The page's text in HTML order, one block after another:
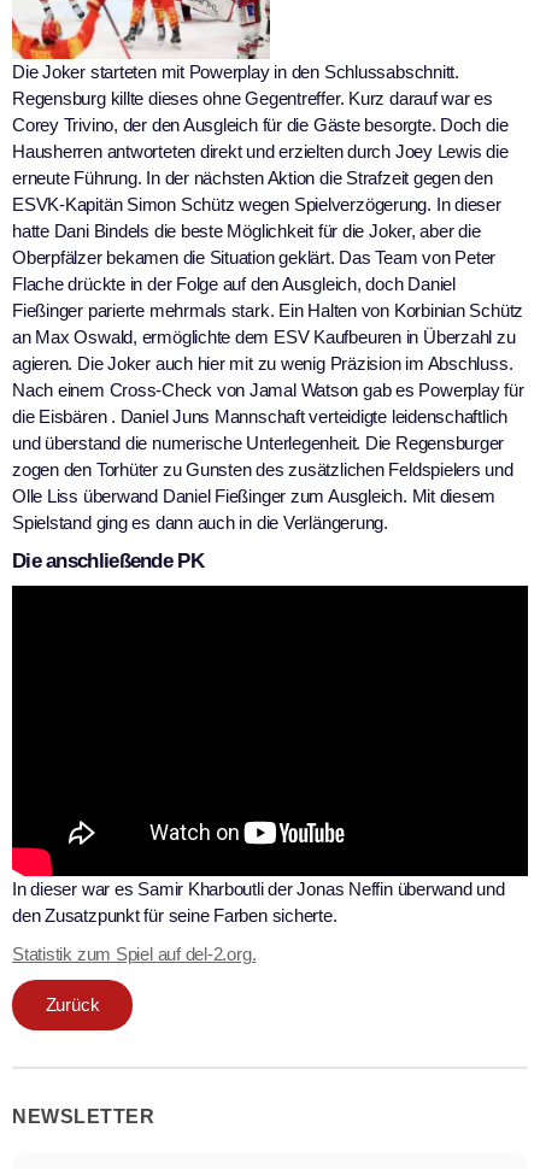
Die Joker starteten mit Powerplay in den Schlussabschnitt.
Regensburg killte dieses ohne Gegentreffer. Kurz darauf war es
Corey Trivino, der den Ausgleich für die Gäste besorgte. Doch die
Hausherren antworteten direkt und erzielten durch Joey Lewis die
erneute Führung. In der nächsten Aktion die Strafzeit gegen den
ESVK-Kapitän Simon Schütz wegen Spielverzögerung. In dieser
hatte Dani Bindels die beste Möglichkeit für die Joker, aber die
Oberpfälzer bekamen die Situation geklärt. Das Team von Peter
Flache drückte in der Folge auf den Ausgleich, doch Daniel
Fießinger parierte mehrmals stark. Ein Halten von Korbinian Schütz
an Max Oswald, ermöglichte dem ESV Kaufbeuren in Überzahl zu
agieren. Die Joker auch hier mit zu wenig Präzision im Abschluss.
Nach einem Cross-Check von Jamal Watson gab es Powerplay für
die Eisbären . Daniel Juns Mannschaft verteidigte leidenschaftlich
und überstand die numerische Unterlegenheit. Die Regensburger
zogen den Torhüter zu Gunsten des zusätzlichen Feldspielers und
Olle Liss überwand Daniel Fießinger zum Ausgleich. Mit diesem
Spielstand ging es dann auch in die Verlängerung.
Die anschließende PK
In dieser war es Samir Kharboutli der Jonas Neffin überwand und
den Zusatzpunkt für seine Farben sicherte.
Statistik zum Spiel auf del-2.org.
Zurück
NEWSLETTER